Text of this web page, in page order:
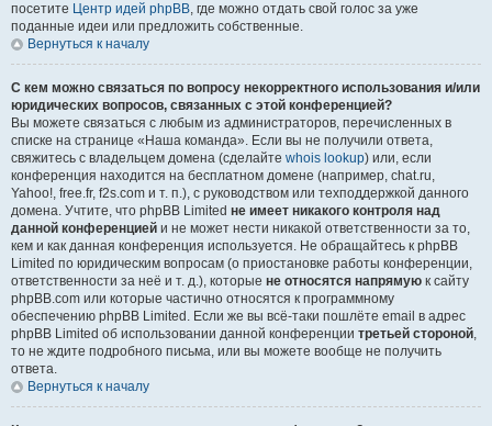
посетите Центр идей phpBB, где можно отдать свой голос за уже
поданные идеи или предложить собственные.
Вернуться к началу
С кем можно связаться по вопросу некорректного использования и/или
юридических вопросов, связанных с этой конференцией?
Вы можете связаться с любым из администраторов, перечисленных в
списке на странице «Наша команда». Если вы не получили ответа,
свяжитесь с владельцем домена (сделайте whois lookup) или, если
конференция находится на бесплатном домене (например, chat.ru,
Yahoo!, free.fr, f2s.com и т. п.), с руководством или техподдержкой данного
домена. Учтите, что phpBB Limited не имеет никакого контроля над
данной конференцией и не может нести никакой ответственности за то,
кем и как данная конференция используется. Не обращайтесь к phpBB
Limited по юридическим вопросам (о приостановке работы конференции,
ответственности за неё и т. д.), которые не относятся напрямую к сайту
phpBB.com или которые частично относятся к программному
обеспечению phpBB Limited. Если же вы всё-таки пошлёте email в адрес
phpBB Limited об использовании данной конференции третьей стороной,
то не ждите подробного письма, или вы можете вообще не получить
ответа.
Вернуться к началу